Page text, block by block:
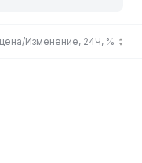
Изменение, 24Ч, %